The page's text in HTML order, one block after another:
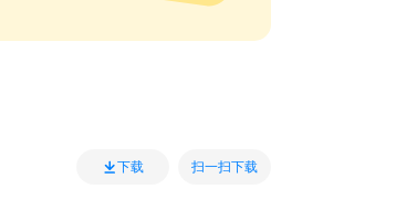
下载 扫一扫下载